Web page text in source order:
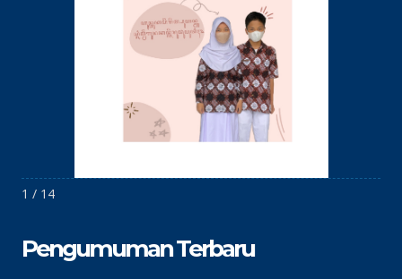
1 / 14
Pengumuman Terbaru